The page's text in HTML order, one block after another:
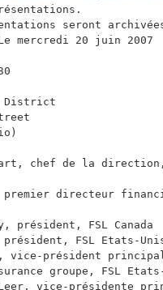
seront
mercredi 20 juin 2007
District
chef de la
directeur
président, FSL Canada
FSL Etats-
vice-président
groupe, FSL
vice-présidente